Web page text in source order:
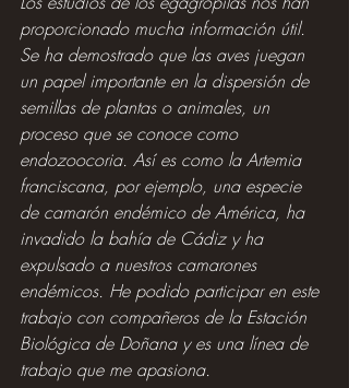
proporcionado mucha información útil.
Se ha demostrado que las aves juegan
un papel importante en la dispersión de
semillas de plantas o animales, un
proceso que se conoce como
endozoocoria. Así es como la Artemia
franciscana, por ejemplo, una especie
de camarón endémico de América, ha
invadido la bahía de Cádiz y ha
expulsado a nuestros camarones
endémicos. He podido participar en este
trabajo con compañeros de la Estación
Biológica de Doñana y es una línea de
trabajo que me apasiona.